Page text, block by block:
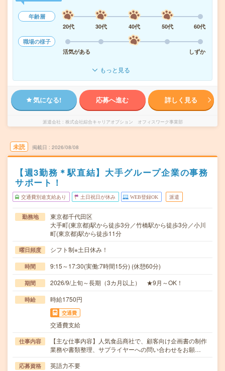
年齢層
20代
30代 40代 50代
60代
職場の様子
活気がある
しずか
もっと見る
気になる! 応募へ進む 詳しく見る
派遣会社 株式会社綜合キャリアオプション オフィスワーク事業部
未読 掲載日 2026/08/08
【週3勤務＊駅直結】大手グループ企業の事務
サポート！
交通費別途支給あり 土日祝日が休み WEB登録OK 派遣
勤務地
東京都千代田区
大手町(東京都)駅から徒歩3分／竹橋駅から徒歩3分／小川
町(東京都)駅から徒歩11分
曜日頻度 シフト制※土日休み！
時間 9:15～17:30(実働:7時間15分) (休憩60分)
期間 2026/9/上旬～長期（3カ月以上） ★9月～OK！
時給 時給1750円
交通費
交通費支給
仕事内容
【主な仕事内容】人気食品商社で、顧客向け企画書の制作
業務や書類整理、サプライヤーへの問い合わせをお願…
応募資格
英語力不要